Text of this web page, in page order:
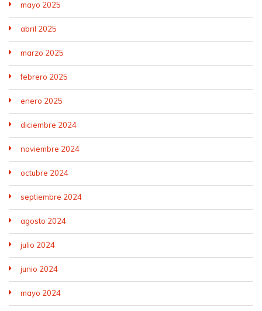
mayo 2025
abril 2025
marzo 2025
febrero 2025
enero 2025
diciembre 2024
noviembre 2024
octubre 2024
septiembre 2024
agosto 2024
julio 2024
junio 2024
mayo 2024